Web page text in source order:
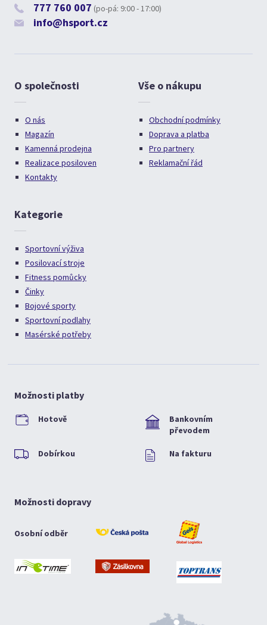
777 760 007 (po-pá: 9:00 - 17:00)
info@hsport.cz
O společnosti
O nás
Magazín
Kamenná prodejna
Realizace posiloven
Kontakty
Vše o nákupu
Obchodní podmínky
Doprava a platba
Pro partnery
Reklamační řád
Kategorie
Sportovní výživa
Posilovací stroje
Fitness pomůcky
Činky
Bojové sporty
Sportovní podlahy
Masérské potřeby
Možnosti platby
Hotově
Bankovním
převodem
Dobírkou Na fakturu
Možnosti dopravy
Osobní odběr